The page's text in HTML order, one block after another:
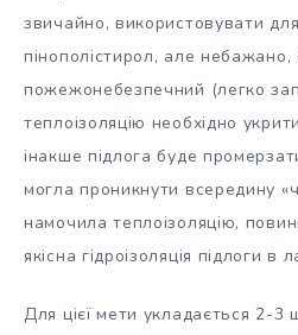
звичайно, використовувати для
пінополістирол, але небажано,
пожежонебезпечний (легко
теплоізоляцію необхідно
інакше підлога буде
могла проникнути всередину
намочила теплоізоляцію,
якісна гідроізоляція підлоги в
Для цієї мети укладається 2-3